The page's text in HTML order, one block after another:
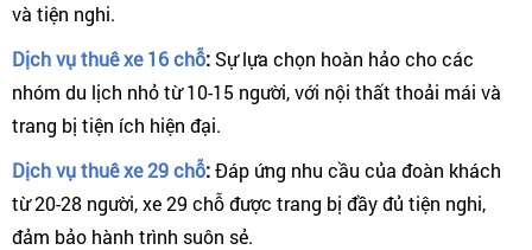
và tiện nghi.
Dịch vụ thuê xe 16 chỗ: Sự lựa chọn hoàn hảo cho các
nhóm du lịch nhỏ từ 10-15 người, với nội thất thoải mái và
trang bị tiện ích hiện đại.
Dịch vụ thuê xe 29 chỗ:Đáp ứng nhu cầu của đoàn khách
từ 20-28 người, xe 29 chỗ được trang bị đầy đủ tiện nghi,
đảm bảo hành trình suôn sẻ.